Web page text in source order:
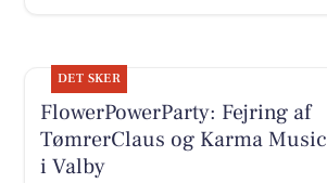
DET SKER
FlowerPowerParty: Fejring af
TømrerClaus og Karma Music
i Valby